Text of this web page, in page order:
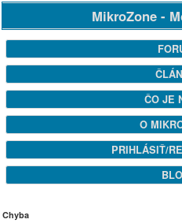
MikroZone -
ČO JE
O
PRIHLÁSIŤ/
Chyba